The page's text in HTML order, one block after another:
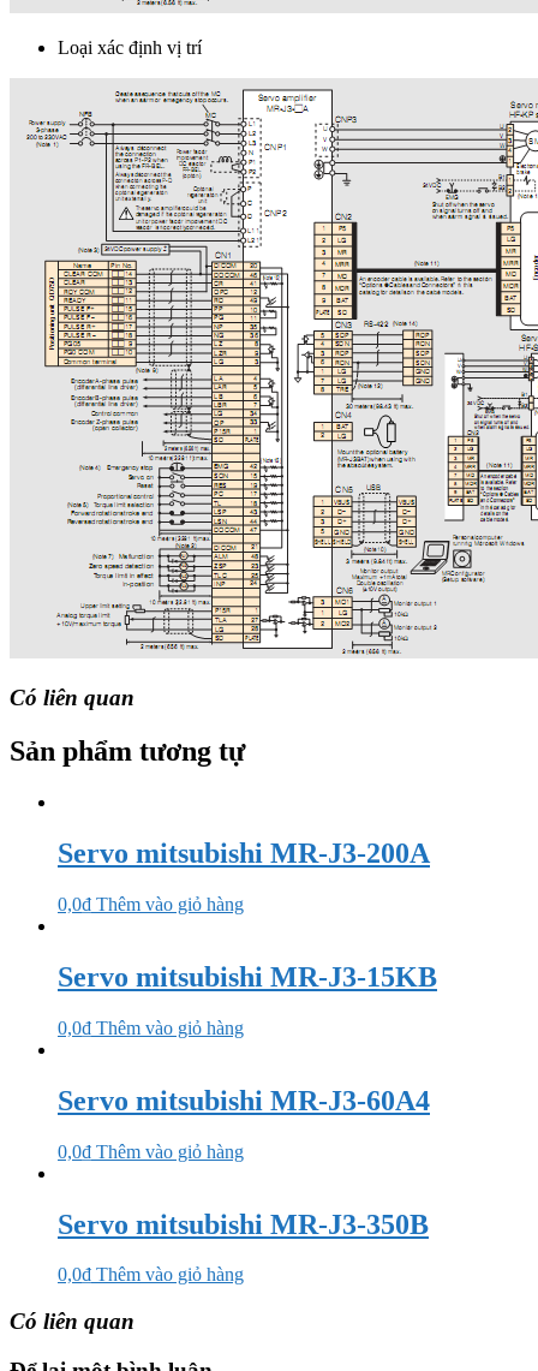
Loại xác định vị trí
Có liên quan
Sản phẩm tương tự
Servo mitsubishi MR-J3-200A
0,0₫ Thêm vào giỏ hàng
Servo mitsubishi MR-J3-15KB
0,0₫ Thêm vào giỏ hàng
Servo mitsubishi MR-J3-60A4
0,0₫ Thêm vào giỏ hàng
Servo mitsubishi MR-J3-350B
0,0₫ Thêm vào giỏ hàng
Có liên quan